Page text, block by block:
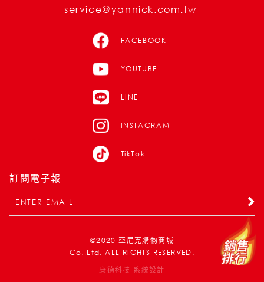
service@yannick.com.tw
FACEBOOK
YOUTUBE
LINE
INSTAGRAM
TikTok
訂閱電子報
©2020 亞尼克購物商城
Co.,Ltd. ALL RIGHTS RESERVED.
康德科技 系統設計